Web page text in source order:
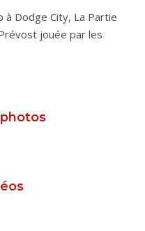
Dodge City, La Partie
jouée par les